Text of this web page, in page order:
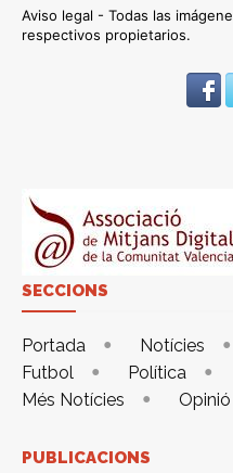
Aviso legal - Todas las
respectivos propietarios.
SECCIONS
Portada Notícies
Futbol
Política
Més Notícies
Opinió
PUBLICACIONS